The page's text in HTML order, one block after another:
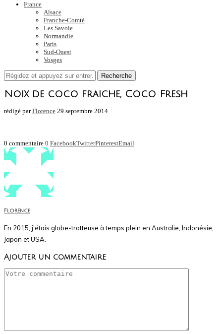
France
Alsace
Franche-Comté
Les Savoie
Normandie
Paris
Sud-Ouest
Vosges
Recherche
Noix de coco fraiche, Coco Fresh
rédigé parFlorence 29 septembre 2014
0 commentaire 0 FacebookTwitterPinterestEmail
Florence
En 2015, j'étais globe-trotteuse à temps plein en Australie, Indonésie,
Japon et USA.
Ajouter un commentaire